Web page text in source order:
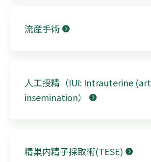
流産手術
人工授精（IUI: Intrauterine
insemination）
精巣内精子採取術(TESE)